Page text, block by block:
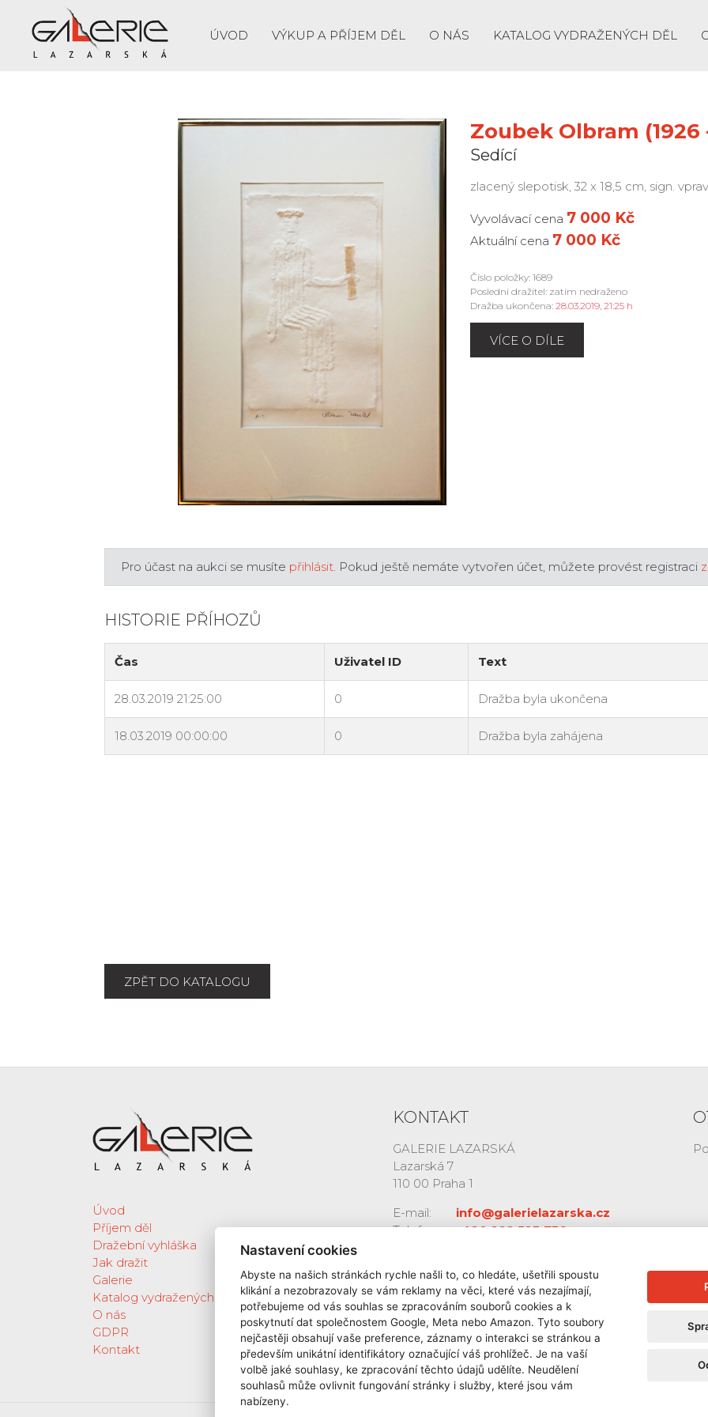
ÚVOD VÝKUP A PŘÍJEM DĚL O NÁS KATALOG VYDRAŽENÝCH DĚL
Zoubek Olbram (1926
Sedící
zlacený slepotisk, 32 x 18,5 cm, sign.
Vyvolávací cena 7 000 Kč
Aktuální cena 7 000 Kč
Číslo položky: 1689
Poslední dražitel: zatím nedraženo
Dražba ukončena: 28.03.2019, 21:25 h
VÍCE O DÍLE
Pro účast na aukci se musíte přihlásit. Pokud ještě nemáte vytvořen účet, můžete provést registraci
HISTORIE PŘÍHOZŮ
ZPĚT DO KATALOGU
Úvod
Příjem děl
Dražební vyhláška
Jak dražit
Galerie
Katalog vydražených děl
O nás
GDPR
Kontakt
KONTAKT
GALERIE LAZARSKÁ
Lazarská 7
110 00 Praha 1
E-mail:
info@galerielazarska.cz
Telefon:
+420 222 523 739
Nastavení cookies
Abyste na našich stránkách rychle našli to, co hledáte, ušetřili spoustu
klikání a nezobrazovaly se vám reklamy na věci, které vás nezajímají,
potřebujeme od vás souhlas se zpracováním souborů cookies a k
poskytnutí dat společnostem Google, Meta nebo Amazon. Tyto soubory
nejčastěji obsahují vaše preference, záznamy o interakci se stránkou a
především unikátní identifikátory označující váš prohlížeč. Je na vaší
volbě jaké souhlasy, ke zpracování těchto údajů udělíte. Neudělení
souhlasů může ovlivnit fungování stránky i služby, které jsou vám
nabízeny.